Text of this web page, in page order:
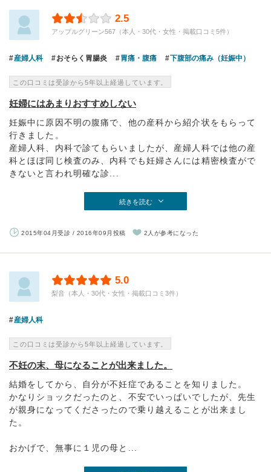
2.5
アップルグリーン567（本人・30代・女性・掲載口コミ5件）
産婦人科 おそらく胃腸炎 胃痛・腹痛 下腹部の痛み（妊娠中）
この口コミは受診から5年以上経過しています。
妊婦にはあまりおすすめしない
妊娠中に原因不明の腹痛で、他の産科から紹介状をもらって
行きました。
産婦人科、内科で診てもらいましたが、産婦人科では他の産
科とほぼ同じ検査のみ、内科でも妊婦さんには精密検査がで
きないと言われ明確な診...
続きを読む
2015年04月受診 / 2016年09月投稿 2人が参考になった
5.0
梨音（本人・30代・女性・掲載口コミ3件）
産婦人科
この口コミは受診から5年以上経過しています。
不妊の末、母になることが出来ました。
結婚をしてから、自分が不妊症であることを知りました。
かなりショックだったのと、不安でいっぱいでしたが、先生
が親身になってくださったので乗り越えることが出来まし
た。
おかげで、無事に１児の母と...